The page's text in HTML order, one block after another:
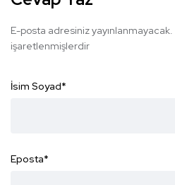
E-posta adresiniz yayınlanmayacak.
işaretlenmişlerdir
İsim Soyad*
Eposta*